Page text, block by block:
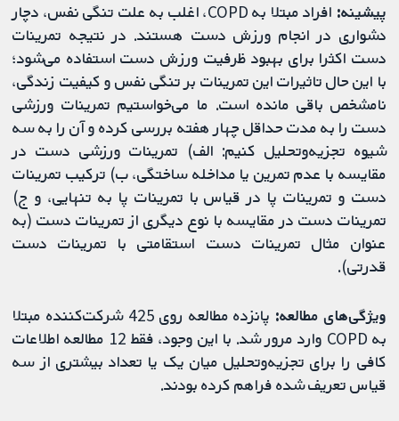
پیشینه:
افراد مبتلا به COPD، اغلب به علت تنگی نفس، دچار
دشواری در انجام ورزش دست هستند. در نتیجه تمرینات
دست اکثرا برای بهبود ظرفیت ورزش دست استفاده می‌شود؛
با این حال تاثیرات این تمرینات بر تنگی نفس و کیفیت زندگی،
نامشخص باقی مانده است. ما می‌خواستیم تمرینات ورزشی
دست را به مدت حداقل چهار هفته بررسی کرده و آن را به سه
شیوه تجزیه‌وتحلیل کنیم: الف) تمرینات ورزشی دست در
مقایسه با عدم تمرین یا مداخله ساختگی، ب) ترکیب تمرینات
دست و تمرینات پا در قیاس با تمرینات پا به تنهایی، و ج)
تمرینات دست در مقایسه با نوع دیگری از تمرینات دست (به
عنوان مثال تمرینات دست استقامتی با تمرینات دست
قدرتی).
ویژگی‌های مطالعه:
پانزده مطالعه روی 425 شرکت‌کننده مبتلا
به COPD وارد مرور شد. با این وجود، فقط 12 مطالعه اطلاعات
کافی را برای تجزیه‌وتحلیل میان یک یا تعداد بیشتری از سه
قیاس تعریف شده فراهم کرده بودند.